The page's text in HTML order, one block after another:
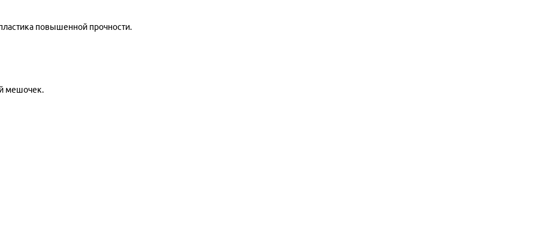
повышенной прочности.
мешочек.